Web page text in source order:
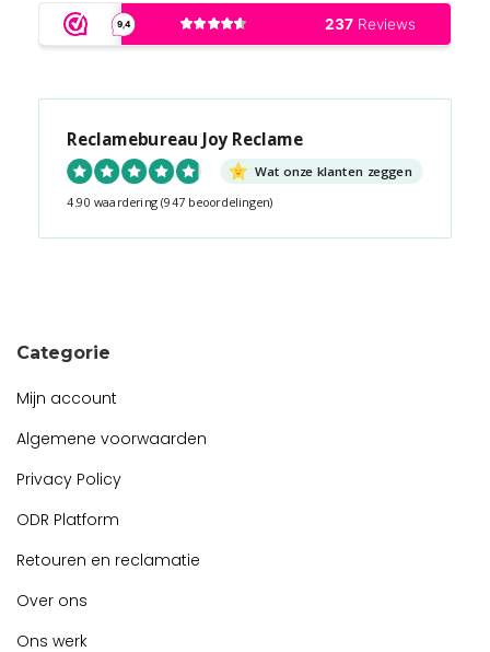
Reclamebureau Joy Reclame
Wat onze klanten zeggen
4.90 waardering (947 beoordelingen)
Categorie
Mijn account
Algemene voorwaarden
Privacy Policy
ODR Platform
Retouren en reclamatie
Over ons
Ons werk